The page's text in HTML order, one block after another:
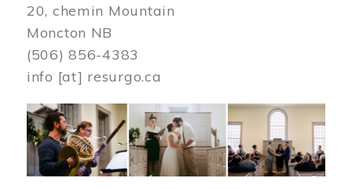
20, chemin Mountain
Moncton NB
(506) 856-4383
info [at] resurgo.ca
Image